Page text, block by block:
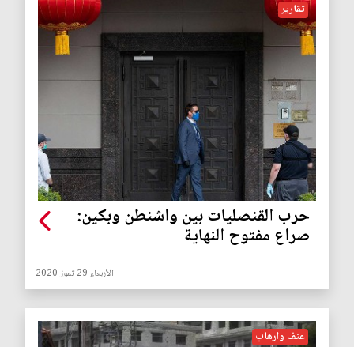
تقارير
حرب القنصليات بين واشنطن وبكين:
صراع مفتوح النهاية
الأربعاء 29 تموز 2020
عنف وارهاب